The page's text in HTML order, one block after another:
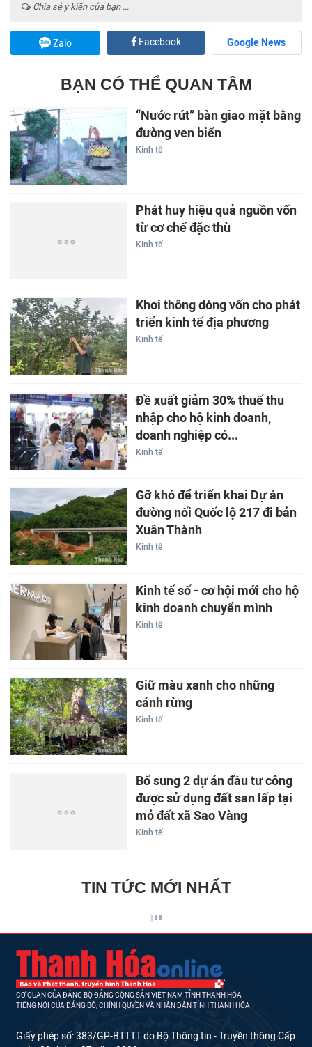
Chia sẻ ý kiến của bạn ...
Zalo Facebook Google News
BẠN CÓ THỂ QUAN TÂM
“Nước rút” bàn giao mặt bằng
đường ven biển
Kinh tế
Phát huy hiệu quả nguồn vốn
từ cơ chế đặc thù
Kinh tế
Khơi thông dòng vốn cho phát
triển kinh tế địa phương
Kinh tế
Đề xuất giảm 30% thuế thu
nhập cho hộ kinh doanh,
doanh nghiệp có...
Kinh tế
Gỡ khó để triển khai Dự án
đường nối Quốc lộ 217 đi bản
Xuân Thành
Kinh tế
Kinh tế số - cơ hội mới cho hộ
kinh doanh chuyển mình
Kinh tế
Giữ màu xanh cho những
cánh rừng
Kinh tế
Bổ sung 2 dự án đầu tư công
được sử dụng đất san lấp tại
mỏ đất xã Sao Vàng
Kinh tế
TIN TỨC MỚI NHẤT
CƠ QUAN CỦA ĐẢNG BỘ ĐẢNG CỘNG SẢN VIỆT NAM TỈNH THANH HÓA
TIẾNG NÓI CỦA ĐẢNG BỘ, CHÍNH QUYỀN VÀ NHÂN DÂN TỈNH THANH HÓA
Giấy phép số: 383/GP-BTTTT do Bộ Thông tin - Truyền thông Cấp